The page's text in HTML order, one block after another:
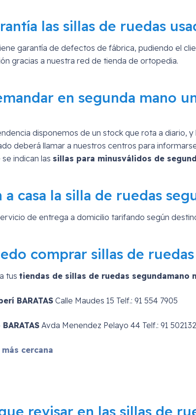
las sillas de ruedas
garantía de defectos de fábrica, pudiendo el
gracias a nuestra red de tienda de ortopedia.
en segunda mano
disponemos de un stock que rota a diario,
deberá llamar a nuestros centros para
indican las sillas para minusválidos de
a casa la silla de ruedas
de entrega a domicilio tarifando según
comprar sillas de
tus tiendas de sillas de ruedas segundamano
BARATAS Calle Maudes 15 Telf.: 91 554 7905
Avda Menendez Pelayo 44 Telf.: 91
cercana
revisar en las sillas de